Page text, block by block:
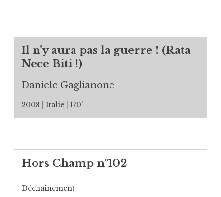
Il n’y aura pas la guerre ! (Rata
Nece Biti !)
Daniele Gaglianone
2008 Italie 170’
Hors Champ n°102
Déchaînement